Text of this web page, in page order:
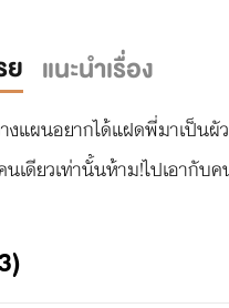
ย แนะนำเรื่อง
งแผนอยากได้แฝดพี่มาเป็นผั
เดียวเท่านั้นห้าม!ไปเอากับ